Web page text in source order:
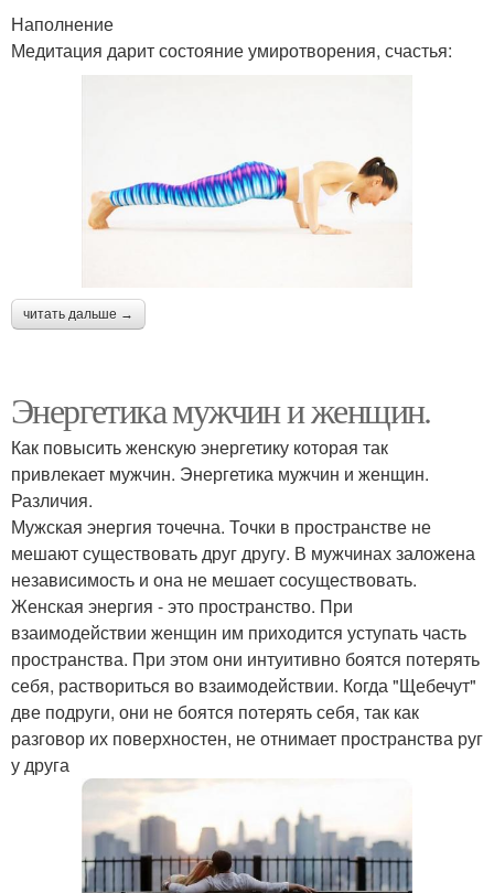
Наполнение
Медитация дарит состояние умиротворения, счастья:
читать дальше →
Энергетика мужчин и женщин.
Как повысить женскую энергетику которая так
привлекает мужчин. Энергетика мужчин и женщин.
Различия.
Мужская энергия точечна. Точки в пространстве не
мешают существовать друг другу. В мужчинах заложена
независимость и она не мешает сосуществовать.
Женская энергия - это пространство. При
взаимодействии женщин им приходится уступать часть
пространства. При этом они интуитивно боятся потерять
себя, раствориться во взаимодействии. Когда "Щебечут"
две подруги, они не боятся потерять себя, так как
разговор их поверхностен, не отнимает пространства руг
у друга